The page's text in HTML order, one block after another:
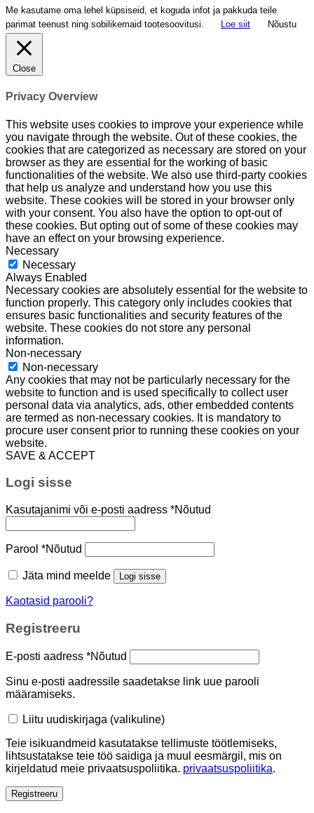
Me kasutame oma lehel küpsiseid, et koguda infot ja pakkuda teile
parimat teenust ning sobilikemaid tootesoovitusi.
Loe siit Nõustu
Close
Privacy Overview
This website uses cookies to improve your experience while
you navigate through the website. Out of these cookies, the
cookies that are categorized as necessary are stored on your
browser as they are essential for the working of basic
functionalities of the website. We also use third-party cookies
that help us analyze and understand how you use this
website. These cookies will be stored in your browser only
with your consent. You also have the option to opt-out of
these cookies. But opting out of some of these cookies may
have an effect on your browsing experience.
Necessary
Necessary
Always Enabled
Necessary cookies are absolutely essential for the website to
function properly. This category only includes cookies that
ensures basic functionalities and security features of the
website. These cookies do not store any personal
information.
Non-necessary
Non-necessary
Any cookies that may not be particularly necessary for the
website to function and is used specifically to collect user
personal data via analytics, ads, other embedded contents
are termed as non-necessary cookies. It is mandatory to
procure user consent prior to running these cookies on your
website.
SAVE & ACCEPT
Logi sisse
Kasutajanimi või e-posti aadress *Nõutud
Parool *Nõutud
Jäta mind meelde Logi sisse
Kaotasid parooli?
Registreeru
E-posti aadress *Nõutud
Sinu e-posti aadressile saadetakse link uue parooli
määramiseks.
Liitu uudiskirjaga (valikuline)
Teie isikuandmeid kasutatakse tellimuste töötlemiseks,
lihtsustatakse teie töö saidiga ja muul eesmärgil, mis on
kirjeldatud meie privaatsuspoliitika. privaatsuspoliitika.
Registreeru